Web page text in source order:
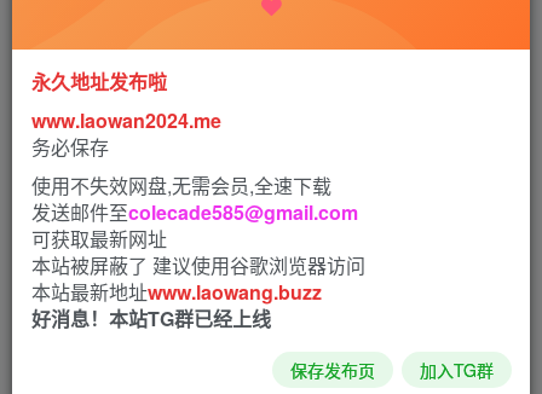
咳咳，给各位分享这款超级无敌炫酷狂转酷炫吊炸天的……
ACT格斗游戏~
格斗天使SE 中文步兵版+双画风DLC/新服装包DLC
这是一款由[Red Fox Studio]社团制作的大型格斗对战ACT游
戏
在去年曾经给各位分享过V0.9.2版本，反响相当的不错
永久地址发布啦
www.laowan2024.me
务必保存
使用不失效网盘,无需会员,全速下载
发送邮件至colecade585@gmail.com
可获取最新网址
本站被屏蔽了 建议使用谷歌浏览器访问
本站最新地址www.laowang.buzz
好消息！本站TG群已经上线
保存发布页 加入TG群